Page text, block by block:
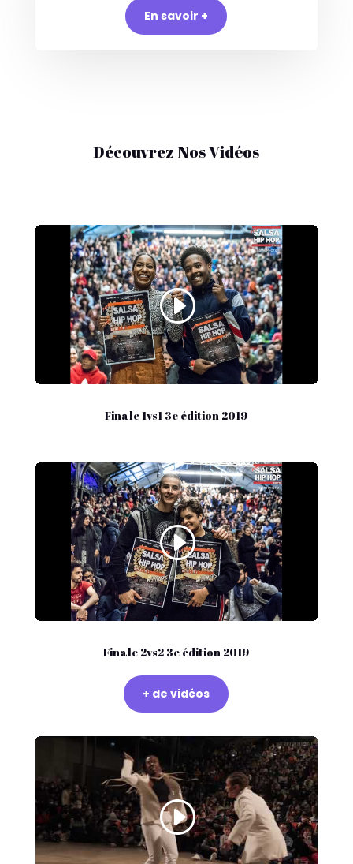
En savoir +
Découvrez Nos Vidéos
Finale 1vs1 3e édition 2019
Finale 2vs2 3e édition 2019
+ de vidéos